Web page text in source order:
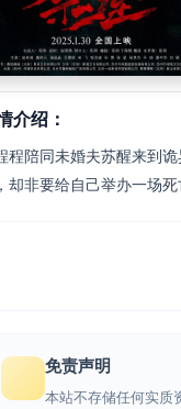
介绍：
程陪同未婚夫苏醒来到
却非要给自己举办一场
免责声明
本站不存储任何实质